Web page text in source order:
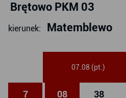
Brętowo PKM 03
kierunek: Matemblewo
07.08 (pt.)
7 08 38